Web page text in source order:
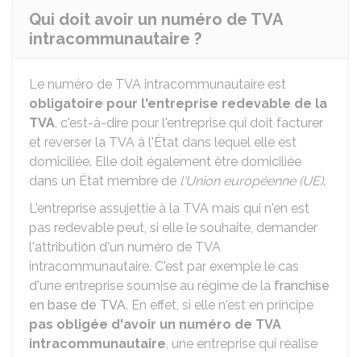
Qui doit avoir un numéro de TVA
intracommunautaire ?
Le numéro de TVA intracommunautaire est
obligatoire pour l'entreprise redevable de la
TVA, c'est-à-dire pour l'entreprise qui doit facturer
et reverser la TVA à l'État dans lequel elle est
domiciliée. Elle doit également être domiciliée
dans un État membre de l'Union européenne (UE).
L'entreprise assujettie à la TVA mais qui n'en est
pas redevable peut, si elle le souhaite, demander
l'attribution d'un numéro de TVA
intracommunautaire. C'est par exemple le cas
d'une entreprise soumise au régime de la franchise
en base de TVA. En effet, si elle n'est en principe
pas obligée d'avoir un numéro de TVA
intracommunautaire, une entreprise qui réalise